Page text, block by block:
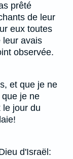
prêté
de leur
eux toutes
leur avais
observée.
et que je ne
je ne
le jour du
d'Israël: